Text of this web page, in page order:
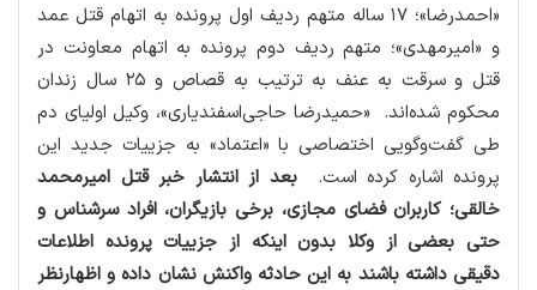
«احمدرضا»؛ ۱۷ ساله متهم ردیف اول پرونده به اتهام قتل عمد
و «امیرمهدی»؛ متهم ردیف دوم پرونده به اتهام معاونت در
قتل و سرقت به عنف به ترتیب به قصاص و ۲۵ سال زندان
محكوم شده‌اند. «حمیدرضا حاجی‌اسفندیاری»، وكیل اولیای دم
طی گفت‌وگویی اختصاصی با «اعتماد» به جزییات جدید این
پرونده اشاره كرده است.
بعد از انتشار خبر قتل امیرمحمد
خالقی؛ كاربران فضای مجازی، برخی بازیگران، افراد سرشناس و
حتی بعضی از وكلا بدون اینكه از جزییات پرونده اطلاعات
دقیقی داشته باشند به این حادثه واكنش نشان داده و اظهارنظر